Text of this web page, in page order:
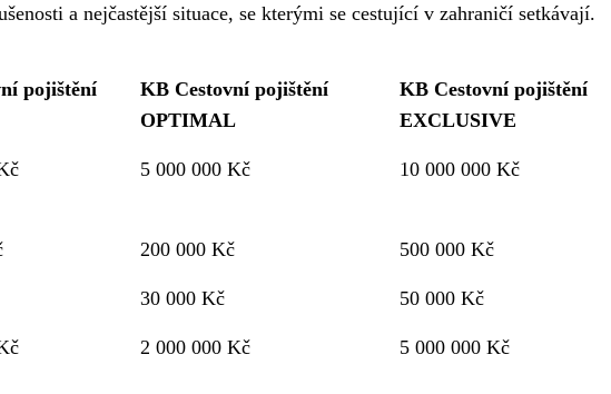
a nejčastější situace, se kterými se cestující v zahraničí setkávají.
pojištění
KB Cestovní pojištění
OPTIMAL
KB Cestovní pojištění
EXCLUSIVE
5 000 000 Kč 10 000 000 Kč
200 000 Kč 500 000 Kč
30 000 Kč 50 000 Kč
2 000 000 Kč 5 000 000 Kč